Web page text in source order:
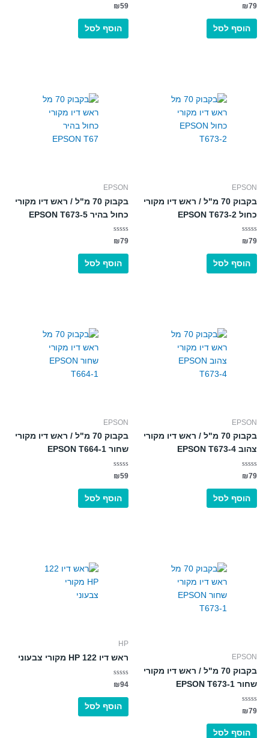
דורג
מתוך
₪79
הוסף לסל
דורג
מתוך
₪59
הוסף לסל
EPSON
בקבוק 70 מ"ל / ראש דיו מקורי
כחול EPSON T673-2
דורג
0
מתוך
₪79
הוסף לסל
EPSON
בקבוק 70 מ"ל / ראש דיו מקורי
כחול בהיר EPSON T673-5
דורג
0
מתוך
₪79
הוסף לסל
EPSON
בקבוק 70 מ"ל / ראש דיו מקורי
צהוב EPSON T673-4
דורג
0
מתוך
₪79
הוסף לסל
EPSON
בקבוק 70 מ"ל / ראש דיו מקורי
שחור EPSON T664-1
דורג
0
מתוך
₪59
הוסף לסל
EPSON
בקבוק 70 מ"ל / ראש דיו מקורי
שחור EPSON T673-1
דורג
0
מתוך
₪79
הוסף לסל
HP
ראש דיו 122 HP מקורי צבעוני
דורג
0
מתוך
₪94
הוסף לסל